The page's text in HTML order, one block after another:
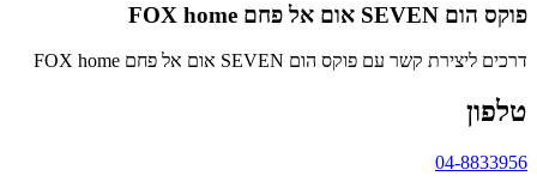
פוקס הום SEVEN אום אל פחם FOX home
דרכים ליצירת קשר עם פוקס הום SEVEN אום אל פחם FOX home
טלפון
04-8833956